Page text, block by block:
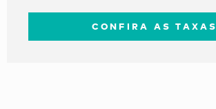
CONFIRA AS TAXAS